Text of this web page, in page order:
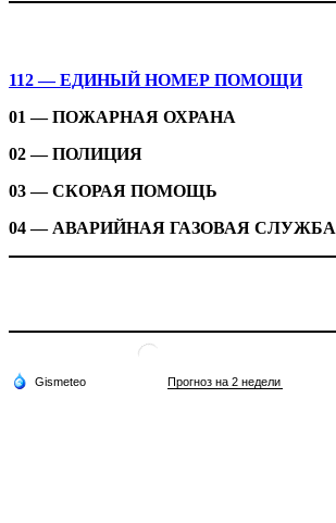
112 — ЕДИНЫЙ НОМЕР ПОМОЩИ
01 — ПОЖАРНАЯ ОХРАНА
02 — ПОЛИЦИЯ
03 — СКОРАЯ ПОМОЩЬ
04 — АВАРИЙНАЯ ГАЗОВАЯ СЛУЖБА